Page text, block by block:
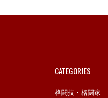
CATEGORIES
格闘技・格闘家